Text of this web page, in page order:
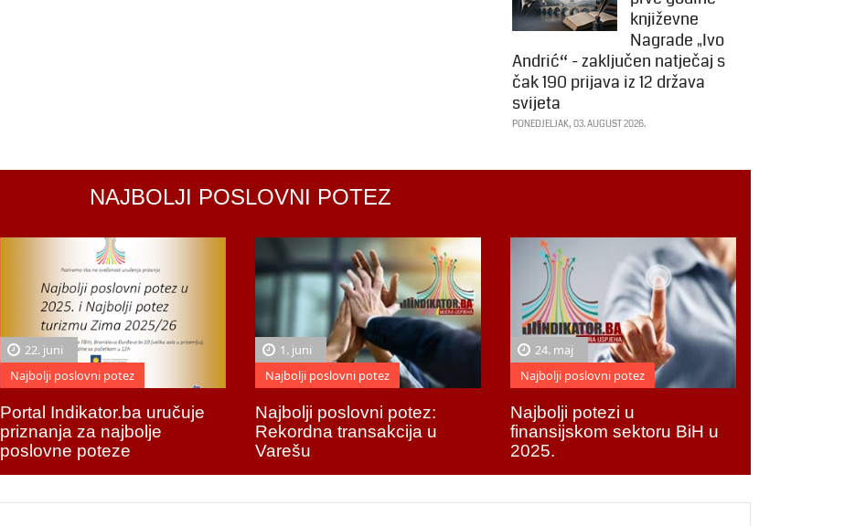
književne
Nagrade „Ivo
Andrić“ - zaključen natječaj s
čak 190 prijava iz 12 država
svijeta
PONEDJELJAK, 03. AUGUST 2026.
NAJBOLJI POSLOVNI POTEZ
22. juni
Najbolji poslovni potez
Portal Indikator.ba uručuje
priznanja za najbolje
poslovne poteze
1. juni
Najbolji poslovni potez
Najbolji poslovni potez:
Rekordna transakcija u
Varešu
24. maj
Najbolji poslovni potez
Najbolji potezi u
finansijskom sektoru BiH u
2025.